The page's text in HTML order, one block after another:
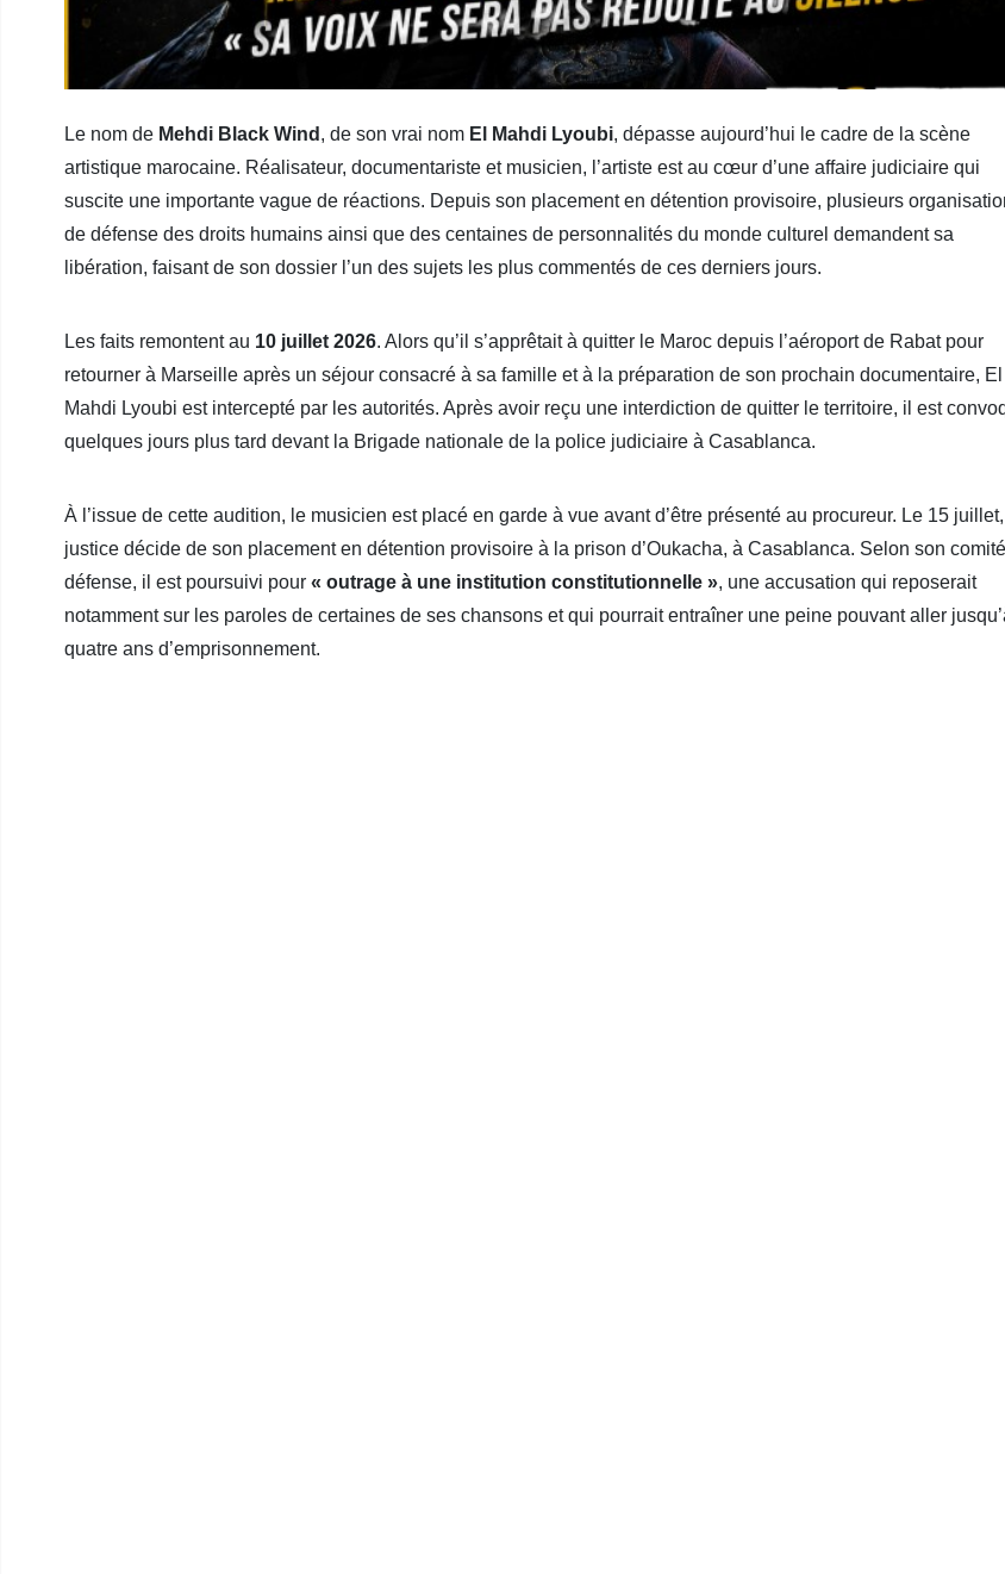
Le nom de Mehdi Black Wind , de son vrai nom El Mahdi Lyoubi, dépasse aujourd’hui le cadre de la scène
artistique marocaine. Réalisateur, documentariste et musicien, l’artiste est au cœur d’une affaire judiciaire qui
suscite une importante vague de réactions. Depuis son placement en détention provisoire, plusieurs
de défense des droits humains ainsi que des centaines de personnalités du monde culturel demandent sa
libération, faisant de son dossier l’un des sujets les plus commentés de ces derniers jours.
Les faits remontent au 10 juillet 2026. Alors qu’il s’apprêtait à quitter le Maroc depuis l’aéroport de Rabat pour
retourner à Marseille après un séjour consacré à sa famille et à la préparation de son prochain documentaire, El
Mahdi Lyoubi est intercepté par les autorités. Après avoir reçu une interdiction de quitter le territoire, il est
quelques jours plus tard devant la Brigade nationale de la police judiciaire à Casablanca.
À l’issue de cette audition, le musicien est placé en garde à vue avant d’être présenté au procureur. Le 15
justice décide de son placement en détention provisoire à la prison d’Oukacha, à Casablanca. Selon son
défense, il est poursuivi pour « outrage à une institution constitutionnelle », une accusation qui reposerait
notamment sur les paroles de certaines de ses chansons et qui pourrait entraîner une peine pouvant aller
quatre ans d’emprisonnement.